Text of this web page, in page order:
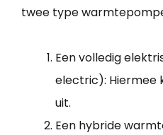
twee type
Een volledig
electric): Hiermee
uit.
Een hybride